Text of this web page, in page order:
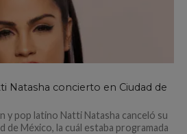
Natasha concierto en Ciudad de
y pop latino Natti Natasha canceló su
de México, la cuál estaba programada